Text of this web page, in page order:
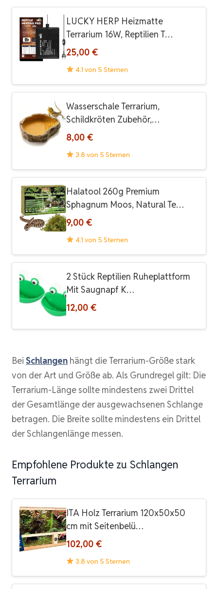
LUCKY HERP Heizmatte
Terrarium 16W, Reptilien T…
25,00 €
4.1 von 5 Sternen
Wasserschale Terrarium,
Schildkröten Zubehör,…
8,00 €
3.8 von 5 Sternen
Halatool 260g Premium
Sphagnum Moos, Natural Te…
9,00 €
4.1 von 5 Sternen
2 Stück Reptilien Ruheplattform
Mit Saugnapf K…
12,00 €
Bei Schlangen hängt die Terrarium-Größe stark
von der Art und Größe ab. Als Grundregel gilt: Die
Terrarium-Länge sollte mindestens zwei Drittel
der Gesamtlänge der ausgewachsenen Schlange
betragen. Die Breite sollte mindestens ein Drittel
der Schlangenlänge messen.
Empfohlene Produkte zu Schlangen
Terrarium
ITA Holz Terrarium 120x50x50
cm mit Seitenbelü…
102,00 €
3.8 von 5 Sternen